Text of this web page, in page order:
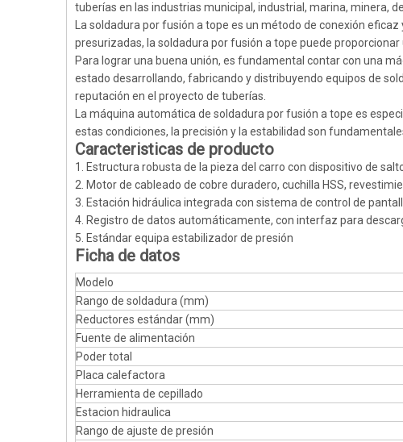
tuberías en las industrias municipal, industrial, marina, minera,
La soldadura por fusión a tope es un método de conexión
presurizadas, la soldadura por fusión a tope puede
Para lograr una buena unión, es fundamental contar con una
estado desarrollando, fabricando y distribuyendo equipos de
reputación en el proyecto de tuberías.
La máquina automática de soldadura por fusión a tope es
estas condiciones, la precisión y la estabilidad son
Caracteristicas de producto
1. Estructura robusta de la pieza del carro con dispositivo de
2. Motor de cableado de cobre duradero, cuchilla HSS,
3. Estación hidráulica integrada con sistema de control de
4. Registro de datos automáticamente, con interfaz para
5. Estándar equipa estabilizador de presión
Ficha de datos
Modelo
Rango de soldadura (mm)
Reductores estándar (mm)
Fuente de alimentación
Poder total
Placa calefactora
Herramienta de cepillado
Estacion hidraulica
Rango de ajuste de presión